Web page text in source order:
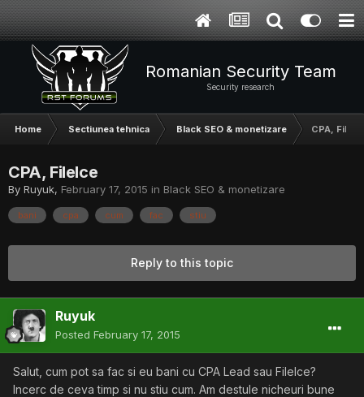
Romanian Security Team
Security research
Home Sectiunea tehnica Black SEO & monetizare CPA,
CPA, FileIce
By Ruyuk, February 17, 2015 in Black SEO & monetizare
bani cpa cum fac stiu
Reply to this topic
Ruyuk
Posted February 17, 2015
Salut, cum pot sa fac si eu bani cu CPA Lead sau FileIce?
Incerc de ceva timp si nu stiu cum. Am destule nicheuri bune